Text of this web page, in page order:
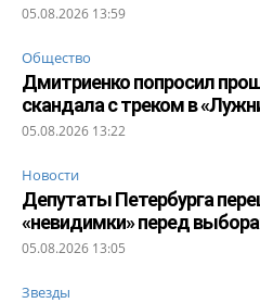
05.08.2026 13:59
Общество
Дмитриенко попросил
скандала с треком в
05.08.2026 13:22
Новости
Депутаты Петербурга
«невидимки» перед
05.08.2026 13:05
Звезды